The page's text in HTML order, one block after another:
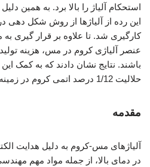
استحکام آلیاژ را بالا برد. به همین
این رده از آلیاژها از روش شکل دهی
کارگیری شد. تا علاوه بر قرار گیری
عنصر آلیاژی کروم در مس، هزینه
باشند. نتایج نشان دادند که به کمک
حلالیت 1/12 درصد اتمی کروم در زمینه مسی آلیاژ دست یافت.
مقدمه
آلیاژهای مس-کروم به دلیل هدایت
در دمای بالا، از جمله مواد مهم